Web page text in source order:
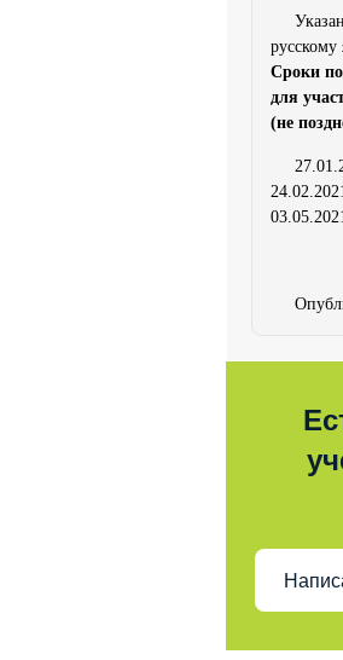
русскому
для
(не